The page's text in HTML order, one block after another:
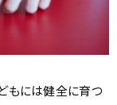
もには健全に育つ